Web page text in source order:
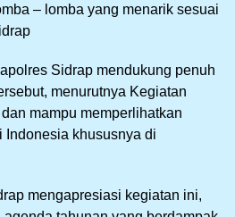
– lomba yang menarik sesuai
Sidrap mendukung penuh
menurutnya Kegiatan
mampu memperlihatkan
Indonesia khususnya di
mengapresiasi kegiatan ini,